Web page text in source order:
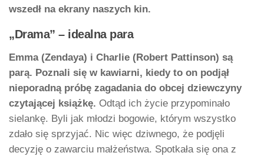
wszedł na ekrany naszych kin.
„Drama” – idealna para
Emma (Zendaya) i Charlie (Robert Pattinson) są
parą. Poznali się w kawiarni, kiedy to on podjął
nieporadną próbę zagadania do obcej dziewczyny
czytającej książkę. Odtąd ich życie przypominało
sielankę. Byli jak młodzi bogowie, którym wszystko
zdało się sprzyjać. Nic więc dziwnego, że podjęli
decyzję o zawarciu małżeństwa. Spotkała się ona z